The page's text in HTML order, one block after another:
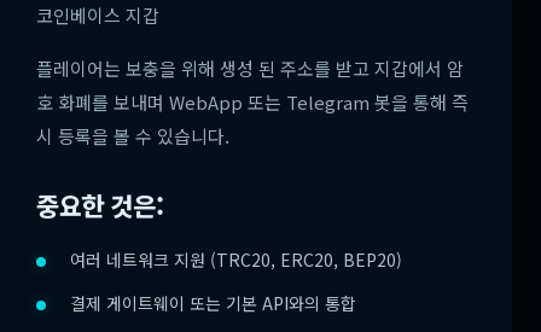
코인베이스 지갑
플레이어는 보충을 위해 생성 된 주소를 받고 지갑에서 암
호 화폐를 보내며 WebApp 또는 Telegram 봇을 통해 즉
시 등록을 볼 수 있습니다.
중요한 것은:
여러 네트워크 지원 (TRC20, ERC20, BEP20)
결제 게이트웨이 또는 기본 API와의 통합